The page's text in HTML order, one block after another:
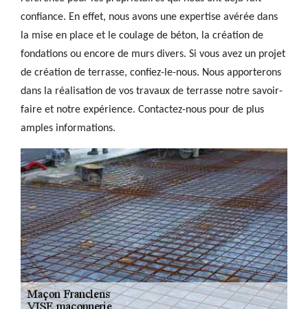
confiance. En effet, nous avons une expertise avérée dans
la mise en place et le coulage de béton, la création de
fondations ou encore de murs divers. Si vous avez un projet
de création de terrasse, confiez-le-nous. Nous apporterons
dans la réalisation de vos travaux de terrasse notre savoir-
faire et notre expérience. Contactez-nous pour de plus
amples informations.